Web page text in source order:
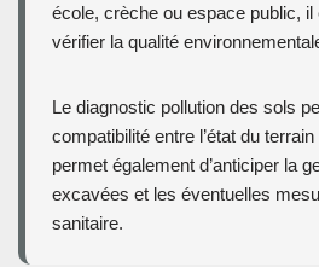
école, crèche ou espace public,
vérifier la qualité
Le diagnostic pollution des sols
compatibilité entre l’état du
permet également d’anticiper la
excavées et les éventuelles
sanitaire.